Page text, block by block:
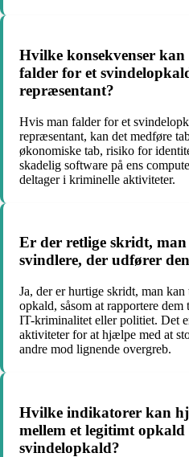
Hvilke konsekvenser
falder for et
repræsentant?
Hvis man falder for et
repræsentant, kan det medføre
økonomiske tab, risiko for
skadelig software på ens
deltager i kriminelle aktiviteter.
Er der retlige skridt,
svindlere, der udfører
Ja, der er hurtige skridt, man
opkald, såsom at rapportere
IT-kriminalitet eller politiet. Det
aktiviteter for at hjælpe med at
andre mod lignende overgreb.
Hvilke indikatorer kan
mellem et legitimt
svindelopkald?